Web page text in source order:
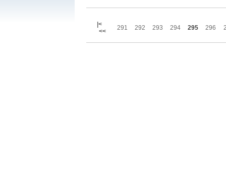
|<
<<
291 292 293 294 295 296